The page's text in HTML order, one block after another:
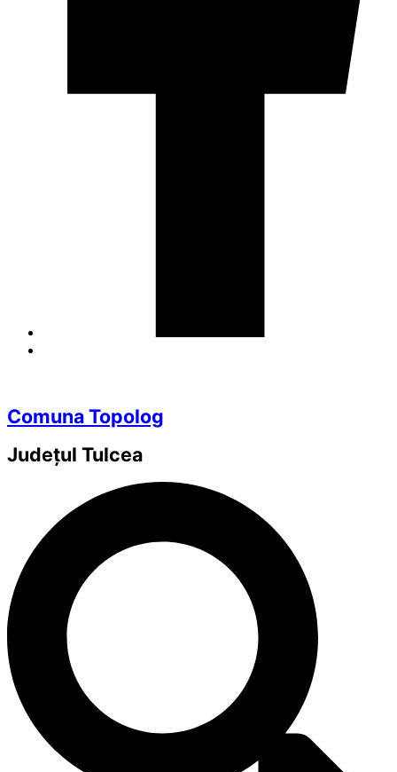
Comuna Topolog
Județul Tulcea